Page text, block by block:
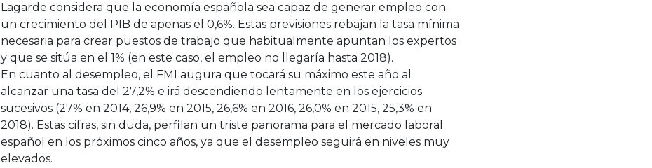
Lagarde considera que la economía española sea capaz de generar empleo con
un crecimiento del PIB de apenas el 0,6%. Estas previsiones rebajan la tasa mínima
necesaria para crear puestos de trabajo que habitualmente apuntan los expertos
y que se sitúa en el 1% (en este caso, el empleo no llegaría hasta 2018).
En cuanto al desempleo, el FMI augura que tocará su máximo este año al
alcanzar una tasa del 27,2% e irá descendiendo lentamente en los ejercicios
sucesivos (27% en 2014, 26,9% en 2015, 26,6% en 2016, 26,0% en 2015, 25,3% en
2018). Estas cifras, sin duda, perfilan un triste panorama para el mercado laboral
español en los próximos cinco años, ya que el desempleo seguirá en niveles muy
elevados.